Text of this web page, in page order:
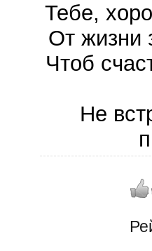
Тебе,
От жизни
Чтоб
Не